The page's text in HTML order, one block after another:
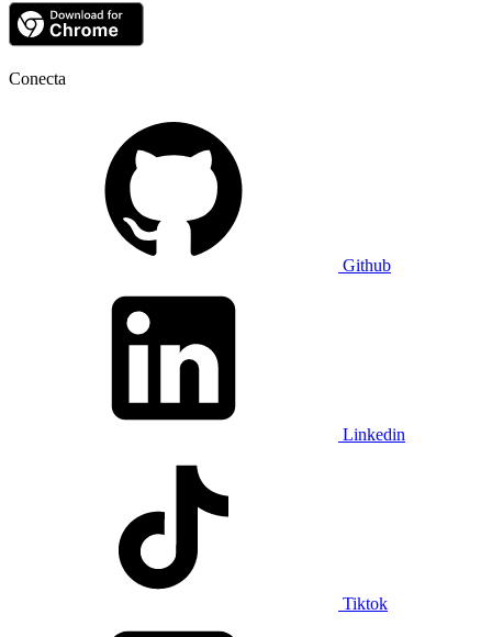
Conecta
Github
Linkedin
Tiktok